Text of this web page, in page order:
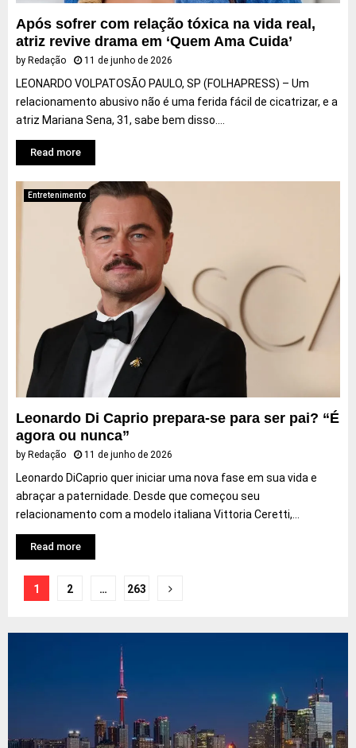
Após sofrer com relação tóxica na vida real,
atriz revive drama em ‘Quem Ama Cuida’
by Redação 11 de junho de 2026
LEONARDO VOLPATOSÃO PAULO, SP (FOLHAPRESS) – Um
relacionamento abusivo não é uma ferida fácil de cicatrizar, e a
atriz Mariana Sena, 31, sabe bem disso....
Read more
Entretenimento
Leonardo Di Caprio prepara-se para ser pai? “É
agora ou nunca”
by Redação 11 de junho de 2026
Leonardo DiCaprio quer iniciar uma nova fase em sua vida e
abraçar a paternidade. Desde que começou seu
relacionamento com a modelo italiana Vittoria Ceretti,...
Read more
Navegação
1 2 … 263